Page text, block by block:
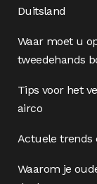
Duitsland
Waar moet u
tweedehands
Tips voor het
airco
Actuele trends
Waarom je